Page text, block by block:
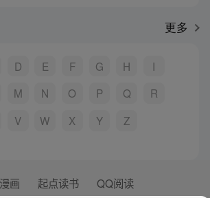
更多
D E F G H
I
M N O P Q
R
V W X Y Z
画 起点读书 QQ阅读